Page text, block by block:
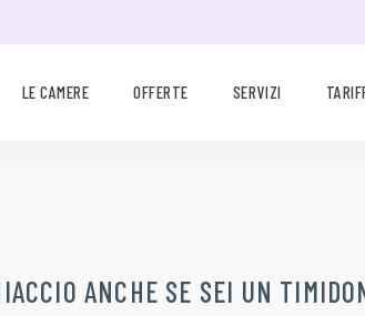
LE CAMERE OFFERTE SERVIZI
ANCHE SE SEI UN